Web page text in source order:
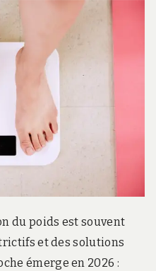
du poids est souvent
et des solutions
émerge en 2026 :